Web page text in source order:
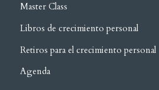
Master Class
Libros de crecimiento personal
Retiros para el crecimiento personal
Agenda